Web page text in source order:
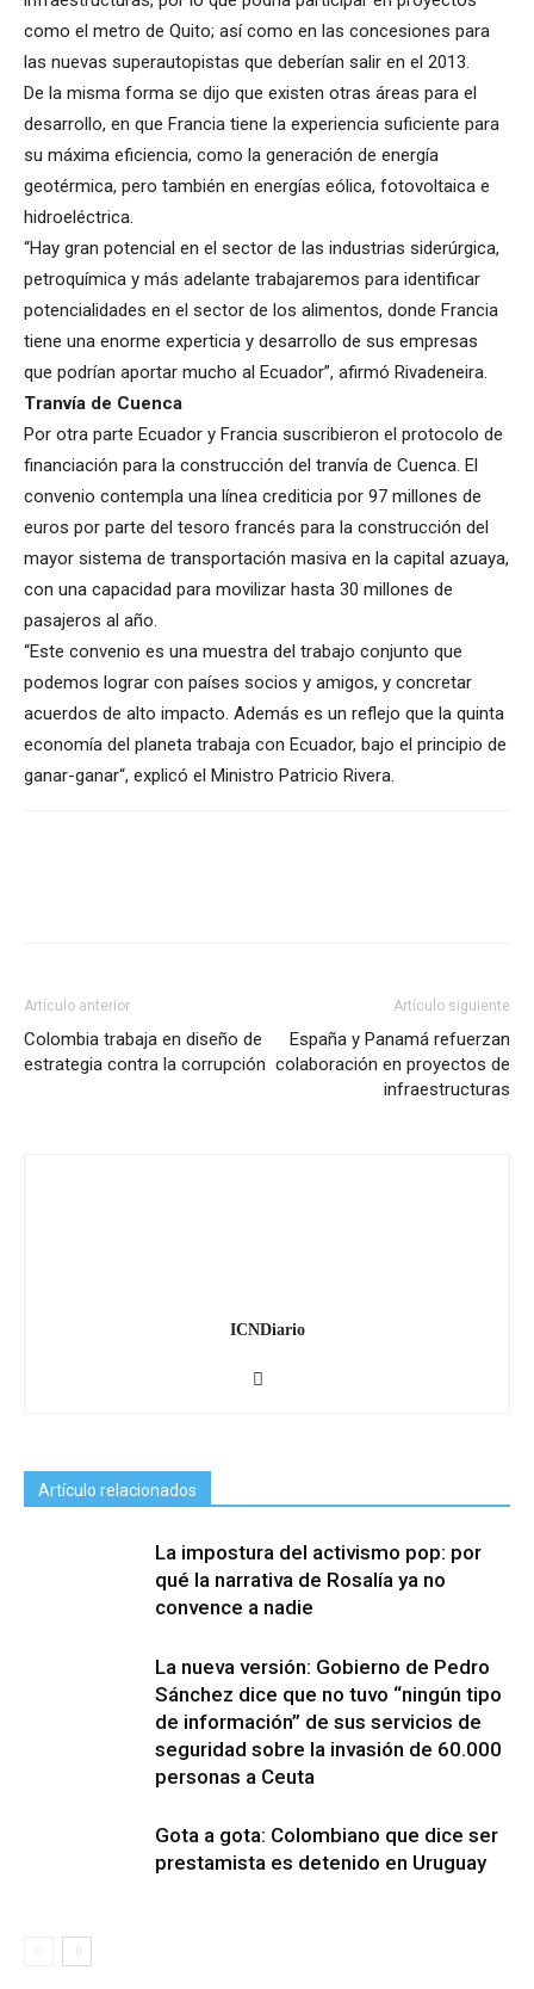
como el metro de Quito; así como en las concesiones para
las nuevas superautopistas que deberían salir en el 2013.
De la misma forma se dijo que existen otras áreas para el
desarrollo, en que Francia tiene la experiencia suficiente para
su máxima eficiencia, como la generación de energía
geotérmica, pero también en energías eólica, fotovoltaica e
hidroeléctrica.
“Hay gran potencial en el sector de las industrias siderúrgica,
petroquímica y más adelante trabajaremos para identificar
potencialidades en el sector de los alimentos, donde Francia
tiene una enorme experticia y desarrollo de sus empresas
que podrían aportar mucho al Ecuador”, afirmó Rivadeneira.
Tranvía de Cuenca
Por otra parte Ecuador y Francia suscribieron el protocolo de
financiación para la construcción del tranvía de Cuenca. El
convenio contempla una línea crediticia por 97 millones de
euros por parte del tesoro francés para la construcción del
mayor sistema de transportación masiva en la capital azuaya,
con una capacidad para movilizar hasta 30 millones de
pasajeros al año.
“Este convenio es una muestra del trabajo conjunto que
podemos lograr con países socios y amigos, y concretar
acuerdos de alto impacto. Además es un reflejo que la quinta
economía del planeta trabaja con Ecuador, bajo el principio de
ganar-ganar“, explicó el Ministro Patricio Rivera.
Artículo anterior
Colombia trabaja en diseño de
estrategia contra la corrupción
Artículo siguiente
España y Panamá refuerzan
colaboración en proyectos de
infraestructuras
ICNDiario
Artículo relacionados
La impostura del activismo pop: por
qué la narrativa de Rosalía ya no
convence a nadie
La nueva versión: Gobierno de Pedro
Sánchez dice que no tuvo “ningún tipo
de información” de sus servicios de
seguridad sobre la invasión de 60.000
personas a Ceuta
Gota a gota: Colombiano que dice ser
prestamista es detenido en Uruguay